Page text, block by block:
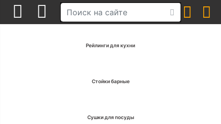
Рейлинги для кухни
Стойки барные
Сушки для посуды